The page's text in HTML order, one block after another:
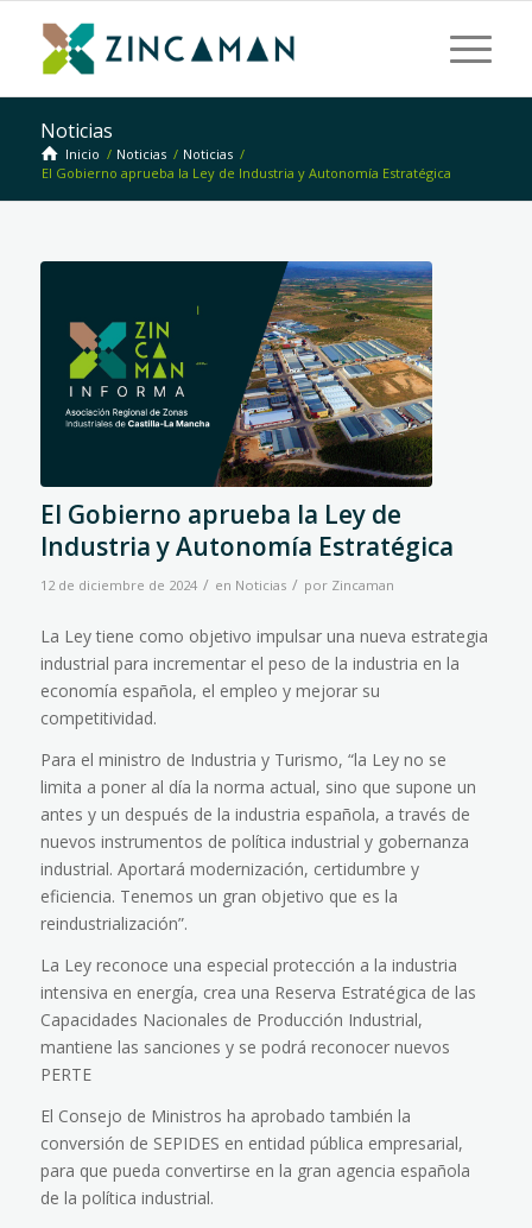
Noticias
Inicio / Noticias / Noticias /
El Gobierno aprueba la Ley de Industria y Autonomía Estratégica
El Gobierno aprueba la Ley de
Industria y Autonomía Estratégica
12 de diciembre de 2024 / en Noticias / por Zincaman
La Ley tiene como objetivo impulsar una nueva estrategia
industrial para incrementar el peso de la industria en la
economía española, el empleo y mejorar su
competitividad.
Para el ministro de Industria y Turismo, “la Ley no se
limita a poner al día la norma actual, sino que supone un
antes y un después de la industria española, a través de
nuevos instrumentos de política industrial y gobernanza
industrial. Aportará modernización, certidumbre y
eficiencia. Tenemos un gran objetivo que es la
reindustrialización”.
La Ley reconoce una especial protección a la industria
intensiva en energía, crea una Reserva Estratégica de las
Capacidades Nacionales de Producción Industrial,
mantiene las sanciones y se podrá reconocer nuevos
PERTE
El Consejo de Ministros ha aprobado también la
conversión de SEPIDES en entidad pública empresarial,
para que pueda convertirse en la gran agencia española
de la política industrial.